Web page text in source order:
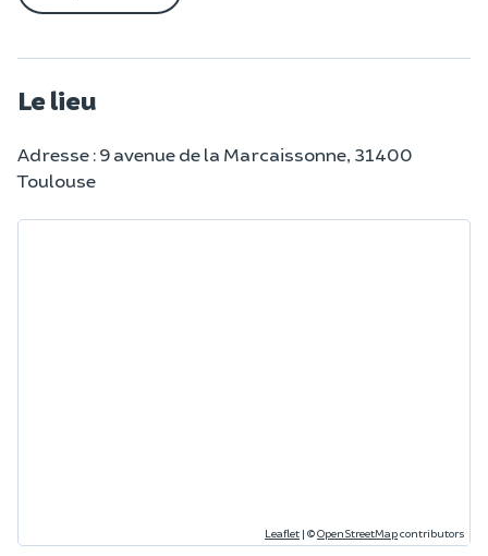
Le lieu
Adresse : 9 avenue de la Marcaissonne, 31400
Toulouse
Leaflet | ©OpenStreetMapcontributors